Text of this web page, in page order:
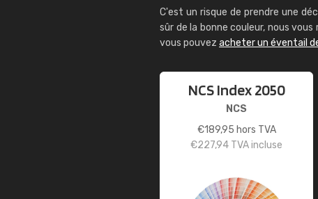
C'est un risque de prendre une
sûr de la bonne couleur, nous
vous pouvez acheter un éventail
NCS Index 2050
NCS
€189,95 hors TVA
€227,94 TVA incluse